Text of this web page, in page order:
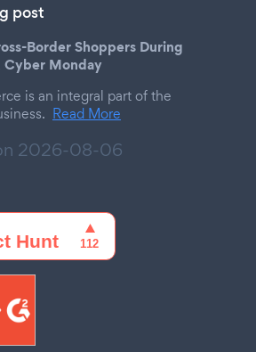
post
Border Shoppers During
Cyber Monday
is an integral part of the
Read More
2026-08-06